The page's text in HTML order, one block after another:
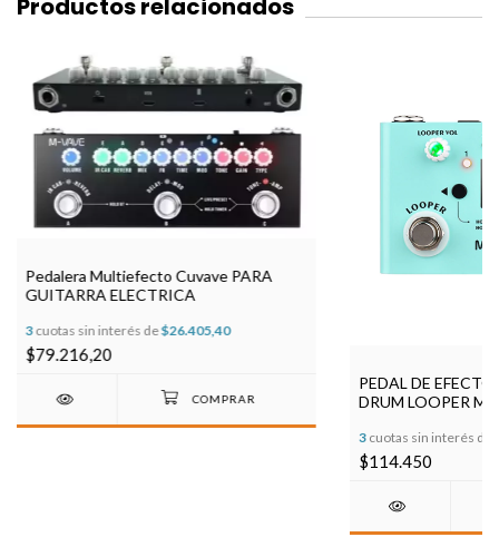
Productos relacionados
Pedalera Multiefecto Cuvave PARA
GUITARRA ELECTRICA
3cuotas sin interés de$26.405,40
$79.216,20
PEDAL DE
DRUM LOOPER
3cuotas sin interés de
$114.450